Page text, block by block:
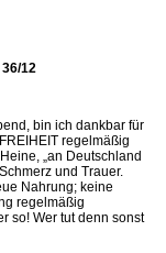
12
bin ich dankbar für
regelmäßig
„an Deutschland
und Trauer.
Nahrung; keine
regelmäßig
so! Wer tut denn sonst